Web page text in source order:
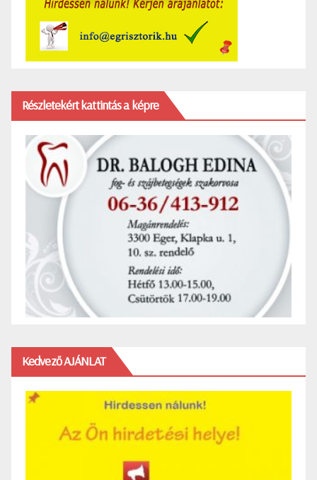
Részletekért kattintás a képre
Kedvező AJÁNLAT